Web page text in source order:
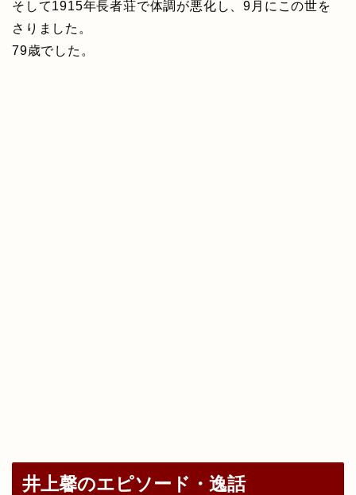
そして1915年長者荘で体調が悪化し、9月にこの世を
さりました。
79歳でした。
井上馨のエピソード・逸話